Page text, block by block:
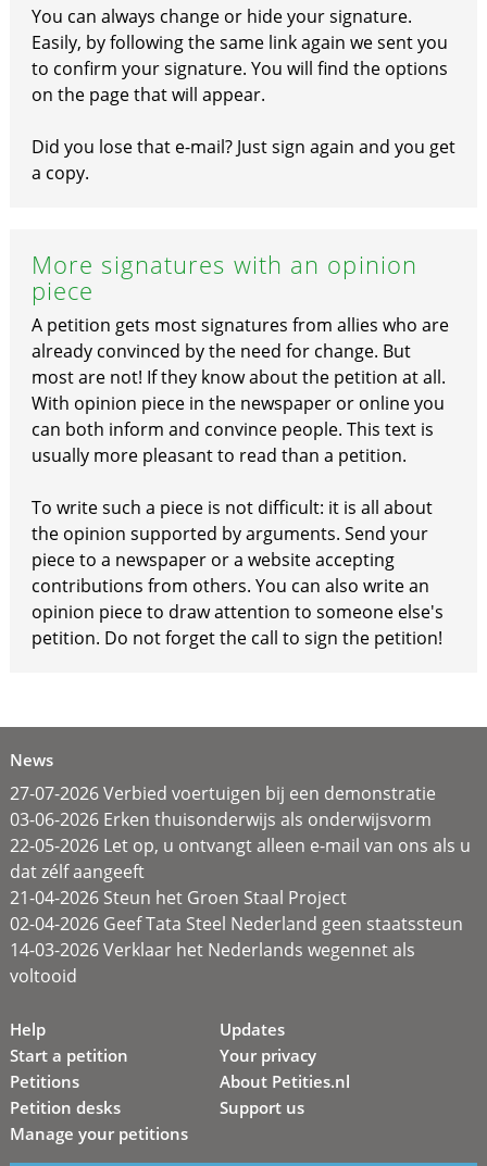
You can always change or hide your signature.
Easily, by following the same link again we sent you
to confirm your signature. You will find the options
on the page that will appear.
Did you lose that e-mail? Just sign again and you get
a copy.
More signatures with an opinion
piece
A petition gets most signatures from allies who are
already convinced by the need for change. But
most are not! If they know about the petition at all.
With opinion piece in the newspaper or online you
can both inform and convince people. This text is
usually more pleasant to read than a petition.
To write such a piece is not difficult: it is all about
the opinion supported by arguments. Send your
piece to a newspaper or a website accepting
contributions from others. You can also write an
opinion piece to draw attention to someone else's
petition. Do not forget the call to sign the petition!
News
27-07-2026 Verbied voertuigen bij een demonstratie
03-06-2026 Erken thuisonderwijs als onderwijsvorm
22-05-2026 Let op, u ontvangt alleen e-mail van ons als u
dat zélf aangeeft
21-04-2026 Steun het Groen Staal Project
02-04-2026 Geef Tata Steel Nederland geen staatssteun
14-03-2026 Verklaar het Nederlands wegennet als
voltooid
Help
Start a petition
Petitions
Petition desks
Manage your petitions
Updates
Your privacy
About Petities.nl
Support us